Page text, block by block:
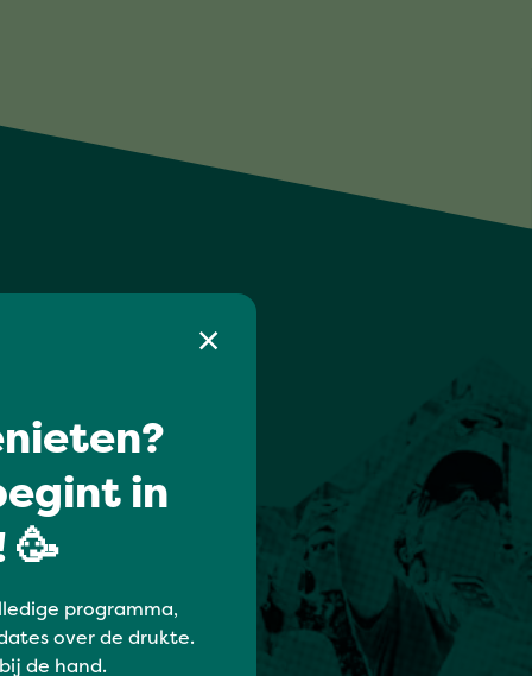
in
🥳
programma,
over de drukte.
de hand.